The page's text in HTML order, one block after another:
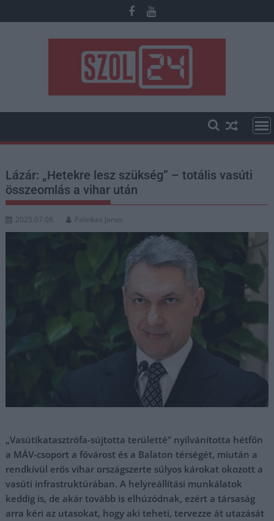
to
Lázár: „Hetekre lesz szükség” – totális vasúti
összeomlás a vihar után
2025.07.08. Palinkas Janos
„Vasútikatasztrófa-sújtotta területté” nyilvánította hétfőn
a MÁV-csoport a fővárost és a Balaton térségét, miután a
rendkívül erős vihar országszerte súlyos károkat okozott a
vasúti infrastruktúrában. A helyreállítási munkálatok
keddig is, de akár tovább is elhúzódnak, ezért a társaság
arra kéri az utasokat, hogy aki teheti, tervezze át utazását